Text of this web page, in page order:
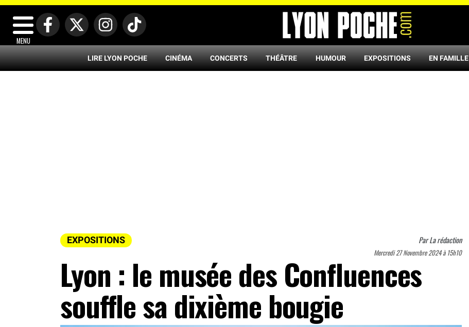
MENU
LIRE LYON POCHE CINÉMA CONCERTS THÉÂTRE HUMOUR EXPOSITIONS EN FAMILLE
EXPOSITIONS ParLa rédaction
Mercredi 27 Novembre 2024 à 15h10
Lyon : le musée des Confluences
souffle sa dixième bougie